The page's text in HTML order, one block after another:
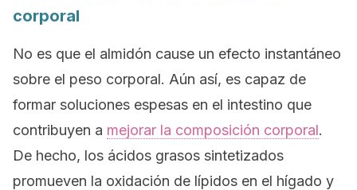
corporal
No es que el almidón cause un efecto instantáneo
sobre el peso corporal. Aún así, es capaz de
formar soluciones espesas en el intestino que
contribuyen a mejorar la composición corporal.
De hecho, los ácidos grasos sintetizados
promueven la oxidación de lípidos en el hígado y